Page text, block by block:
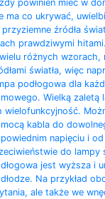
powinien mieć w
ma co ukrywać,
przyziemne źródła
prawdziwymi
różnych wzorach,
światła, więc
podłogowa dla
Wielką zaletą
wielofunkcyjność.
kabla do
napięciu i
do lampy
jest wyższa i
Na przykład
ale także we